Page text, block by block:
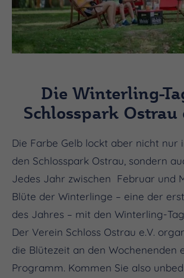
Die Winterling-
Schlosspark Ostrau
Die Farbe Gelb lockt aber nicht nur
den Schlosspark Ostrau, sondern
Jedes Jahr zwischen Februar und
Blüte der Winterlinge – eine der
des Jahres – mit den Winterling-
Der Verein Schloss Ostrau e.V.
die Blütezeit an den Wochenenden
Programm. Kommen Sie also